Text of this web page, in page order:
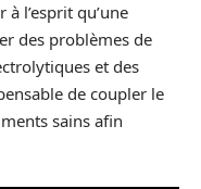
l’esprit qu’une
des problèmes de
et des
de coupler le
sains afin